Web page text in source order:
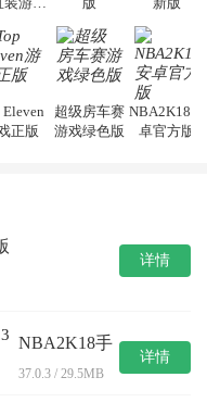
Eleven
正版
超级房车赛
游戏绿色版
NBA2K18安
卓官方版
详情
NBA2K18手
卓版v37.0.3
37.0.3 / 29.5MB
详情